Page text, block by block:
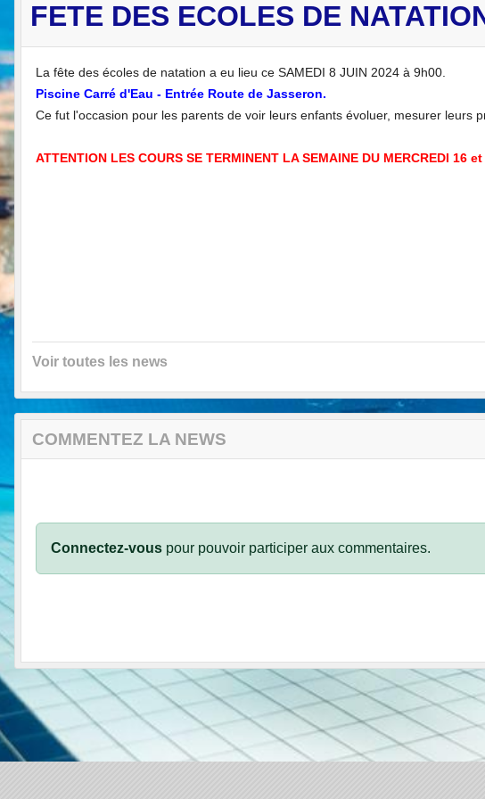
FETE DES ECOLES DE
La fête des écoles de natation a eu lieu ce SAMEDI 8 JUIN 2024 à 9h00.
Piscine Carré d'Eau - Entrée Route de Jasseron.
Ce fut l'occasion pour les parents de voir leurs enfants évoluer, mesurer leurs
ATTENTION LES COURS SE TERMINENT LA SEMAINE DU MERCREDI 16
Voir toutes les news
COMMENTEZ LA NEWS
Connectez-vous pour pouvoir participer aux commentaires.